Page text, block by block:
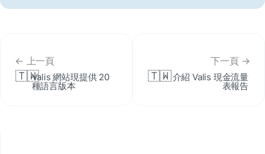
← 上一頁
🇹🇼Valis 網站現提供 20
種語言版本
下一頁 →
🇹🇼介紹 Valis 現金流量
表報告